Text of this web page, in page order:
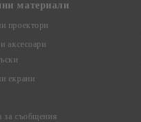
материали
проектори
аксесоари
екрани
за съобщения